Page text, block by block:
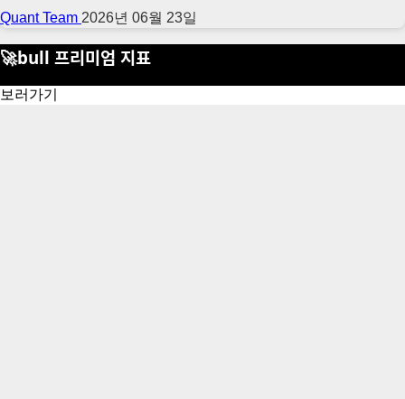
Quant Team 2026년 06월 23일
🚀bull 프리미엄 지표
보러가기